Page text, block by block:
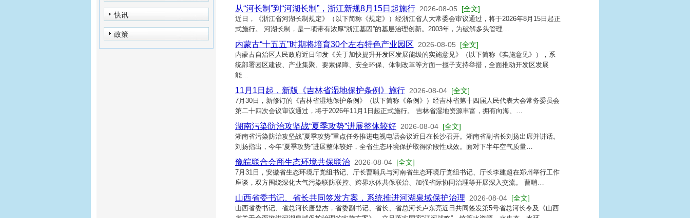
快讯
政策
从“河长制”到“河湖长制”，浙江新规8月15日起施行 2026-08-05 [全文]
近日，《浙江省河湖长制规定》（以下简称《规定》）经浙江省人大常委会审议通过，将于2026年8月15日起正
式施行。 河湖长制，是一项带有浓厚“浙江基因”的基层治理创新。2003年，为破解多头管理…
内蒙古“十五五”时期将培育30个左右特色产业园区 2026-08-05 [全文]
内蒙古自治区人民政府近日印发《关于加快提升开发区发展能级的实施意见》（以下简称《实施意见》），系
统部署园区建设、产业集聚、要素保障、安全环保、体制改革等方面一揽子支持举措，全面推动开发区发展
能…
11月1日起，新版《吉林省湿地保护条例》施行 2026-08-04 [全文]
7月30日，新修订的《吉林省湿地保护条例》（以下简称《条例》）经吉林省第十四届人民代表大会常务委员会
第二十四次会议审议通过，将于2026年11月1日起正式施行。 吉林省湿地资源丰富，拥有向海、…
湖南污染防治攻坚战“夏季攻势”进展整体较好 2026-08-04 [全文]
湖南省污染防治攻坚战“夏季攻势”重点任务推进电视电话会议近日在长沙召开。湖南省副省长刘扬出席并讲话。
刘扬指出，今年“夏季攻势”进展整体较好，全省生态环境保护取得阶段性成效。面对下半年空气质量…
豫皖联合会商生态环境共保联治 2026-08-04 [全文]
7月31日，安徽省生态环境厅党组书记、厅长曹哨兵与河南省生态环境厅党组书记、厅长李建超在郑州举行工作
座谈，双方围绕深化大气污染联防联控、跨界水体共保联治、加强省际协同治理等开展深入交流。 曹哨…
山西省委书记、省长共同签发方案，系统推进河湖泉域保护治理 2026-08-04 [全文]
山西省委书记、省总河长唐登杰，省委副书记、省长、省总河长卢东亮近日共同签发第5号省总河长令及《山西